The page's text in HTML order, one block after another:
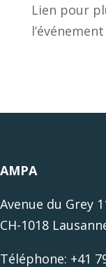
Lien pour
l’événement
AMPA
Avenue du Grey
CH-1018
Téléphone: +41